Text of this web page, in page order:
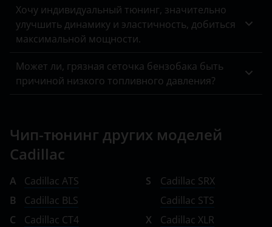
Хочу индивидуальный тюнинг, значительно
улучшить динамику и эластичность, добиться
максимальной мощности.
Может ли, грязная сеточка бензобака быть
причиной низкого топливного давления?
Чип-тюнинг других моделей
Cadillac
A
Cadillac ATS
B
Cadillac BLS
C
Cadillac CT4
S
Cadillac SRX
Cadillac STS
X
Cadillac XLR